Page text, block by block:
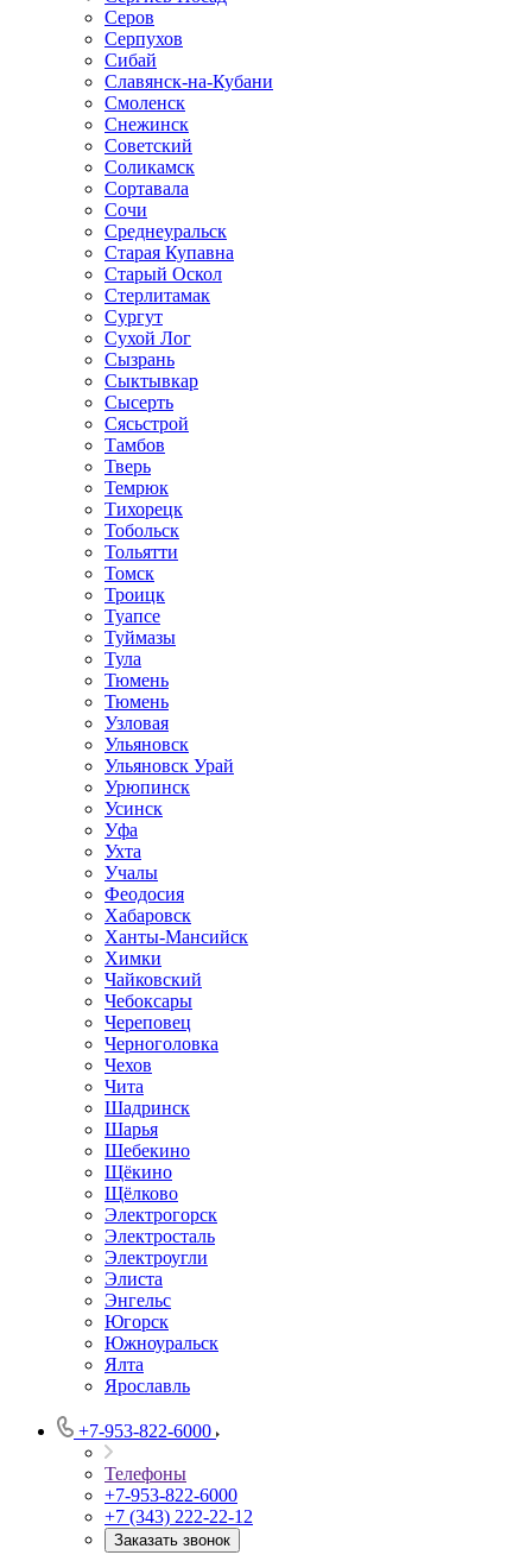
Серов
Серпухов
Сибай
Славянск-на-Кубани
Смоленск
Снежинск
Советский
Соликамск
Сортавала
Сочи
Среднеуральск
Старая Купавна
Старый Оскол
Стерлитамак
Сургут
Сухой Лог
Сызрань
Сыктывкар
Сысерть
Сясьстрой
Тамбов
Тверь
Темрюк
Тихорецк
Тобольск
Тольятти
Томск
Троицк
Туапсе
Туймазы
Тула
Тюмень
Тюмень
Узловая
Ульяновск
Ульяновск Урай
Урюпинск
Усинск
Уфа
Ухта
Учалы
Феодосия
Хабаровск
Ханты-Мансийск
Химки
Чайковский
Чебоксары
Череповец
Черноголовка
Чехов
Чита
Шадринск
Шарья
Шебекино
Щёкино
Щёлково
Электрогорск
Электросталь
Электроугли
Элиста
Энгельс
Югорск
Южноуральск
Ялта
Ярославль
+7-953-822-6000
Телефоны
+7-953-822-6000
+7 (343) 222-22-12
Заказать звонок